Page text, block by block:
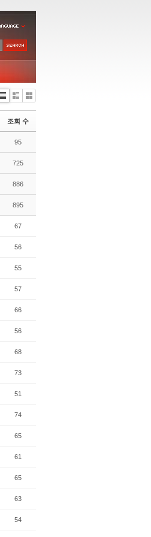
Li
Zi
e
G
le
조회 수
95
725
886
895
67
56
55
57
66
56
68
73
51
74
65
61
65
63
54